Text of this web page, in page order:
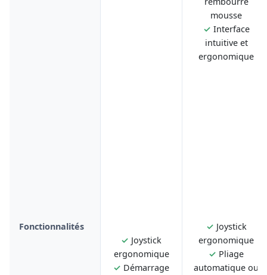
mousse
✓ Interface
intuitive et
ergonomique
Fonctionnalités
✓ Joystick
ergonomique
✓ Démarrage
✓ Joystick
ergonomique
✓ Pliage
automatique ou